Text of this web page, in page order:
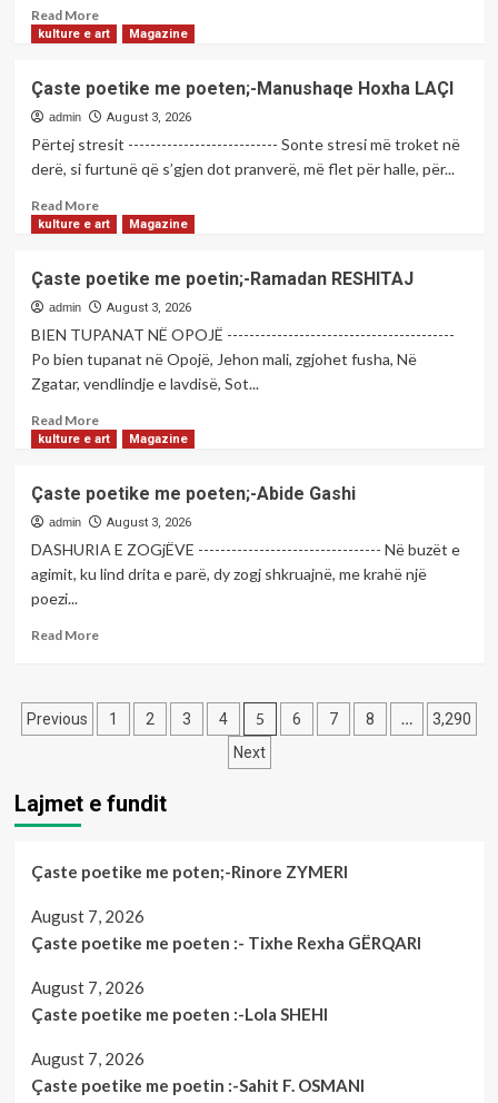
Read MoreRead
more
poetike
me
poetin;-
Çerkin
BYTYÇI
kulture e art Magazine
Çaste poetike me poeten;-Manushaqe Hoxha LAÇI
admin August 3, 2026
Përtej stresit --------------------------- Sonte stresi më troket në
derë, si furtunë që s’gjen dot pranverë, më flet për halle, për...
Read MoreRead
more
poetike
me
poeten;-
Manushaqe
Hoxha
LAÇI
kulture e art Magazine
Çaste poetike me poetin;-Ramadan RESHITAJ
admin August 3, 2026
BIEN TUPANAT NË OPOJË -----------------------------------------
Po bien tupanat në Opojë, Jehon mali, zgjohet fusha, Në
Zgatar, vendlindje e lavdisë, Sot...
Read MoreRead
more
poetike
me
poetin;-
Ramadan
kulture e art Magazine
Çaste poetike me poeten;-Abide Gashi
admin August 3, 2026
DASHURIA E ZOGjËVE --------------------------------- Në buzët e
agimit, ku lind drita e parë, dy zogj shkruajnë, me krahë një
poezi...
Read MoreRead
poetike
me
Gashi
Posts
Previous 1 2 3 4 5 6 7 8 …
3,290
Next
Lajmet e fundit
Çaste poetike me poten;-Rinore ZYMERI
August 7, 2026
Çaste poetike me poeten :- Tixhe Rexha GËRQARI
August 7, 2026
Çaste poetike me poeten :-Lola SHEHI
August 7, 2026
Çaste poetike me poetin :-Sahit F. OSMANI